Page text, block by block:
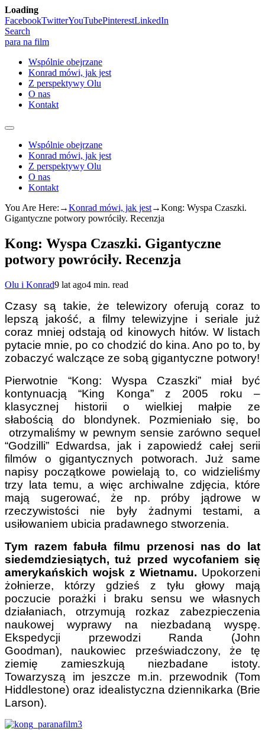
Loading
Skip
to
content
FacebookTwitterYouTubePinterestLinkedIn
Search
para na film
Wspólnie obejrzane
Konrad mówi, jak jest
Z perspektywy Olu
O nas
Kontakt
Wspólnie obejrzane
Konrad mówi, jak jest
Z perspektywy Olu
O nas
Kontakt
You Are Here: →Konrad mówi, jak jest→Kong: Wyspa Czaszki.
Gigantyczne potwory powróciły. Recenzja
Kong: Wyspa Czaszki. Gigantyczne
potwory powróciły. Recenzja
Olu i Konrad9 lat ago4 min. read
Czasy są takie, że telewizory oferują coraz to
lepszą jakość, a filmy telewizyjne i seriale już
coraz mniej odstają od kinowych hitów. W listach
pytacie mnie, po co chodzić do kina. Ano po to, by
zobaczyć walczące ze sobą gigantyczne potwory!
Pierwotnie “Kong: Wyspa Czaszki” miał być
kontynuacją “King Konga” z 2005 roku –
klasycznej historii o wielkiej małpie ze
słabością do blondynek. Pozmieniało się, bo
otrzymaliśmy w pewnym sensie zarówno sequel
“Godzilli” Edwardsa, jak i zapowiedź całej serii
filmów o gigantycznych potworach. Już same
napisy początkowe powielają to, co widzieliśmy
trzy lata temu, a więc archiwalne zdjęcia, które
mają sugerować, że np. próby jądrowe w
rzeczywistości nie były żadnymi testami, a
usiłowaniem ubicia pradawnego stworzenia.
Tym razem fabuła filmu przenosi nas do lat
siedemdziesiątych, tuż przed wycofaniem się
amerykańskich wojsk z Wietnamu. Upokorzeni
żołnierze, którzy gdzieś z tyłu głowy mają
poczucie porażki i braku sensu we własnych
działaniach, otrzymują rozkaz zabezpieczenia
naukowej wyprawy na niezbadaną wyspę.
Ekspedycji przewodzi Randa (John
Goodman), naukowiec przeświadczony, że tę
ziemię zamieszkują niezbadane istoty.
Towarzyszą im jeszcze m.in. przewodnik (Tom
Hiddlestone) oraz idealistyczna dziennikarka (Brie
Larson).